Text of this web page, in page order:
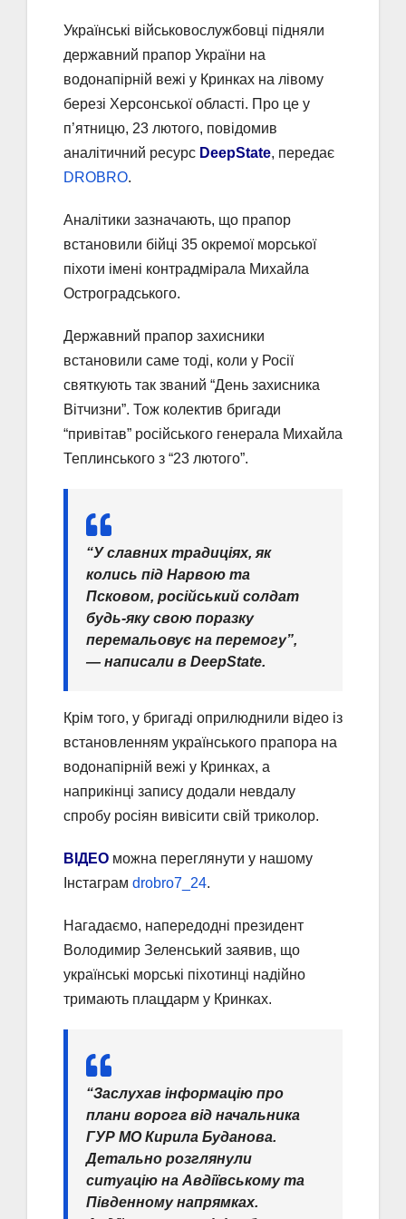
Українські військовослужбовці підняли
державний прапор України на
водонапірній вежі у Кринках на лівому
березі Херсонської області. Про це у
п’ятницю, 23 лютого, повідомив
аналітичний ресурс DeepState, передає
DROBRO.
Аналітики зазначають, що прапор
встановили бійці 35 окремої морської
піхоти імені контрадмірала Михайла
Остроградського.
Державний прапор захисники
встановили саме тоді, коли у Росії
святкують так званий “День захисника
Вітчизни”. Тож колектив бригади
“привітав” російського генерала Михайла
Теплинського з “23 лютого”.
“У славних традиціях, як
колись під Нарвою та
Псковом, російський солдат
будь-яку свою поразку
перемальовує на перемогу”,
— написали в DeepState.
Крім того, у бригаді оприлюднили відео із
встановленням українського прапора на
водонапірній вежі у Кринках, а
наприкінці запису додали невдалу
спробу росіян вивісити свій триколор.
ВІДЕО можна переглянути у нашому
Інстаграм drobro7_24.
Нагадаємо, напередодні президент
Володимир Зеленський заявив, що
українські морські піхотинці надійно
тримають плацдарм у Кринках.
“Заслухав інформацію про
плани ворога від начальника
ГУР МО Кирила Буданова.
Детально розглянули
ситуацію на Авдіївському та
Південному напрямках.